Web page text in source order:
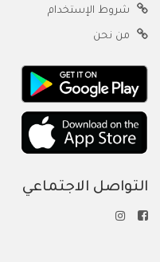
شروط الإستخدام
من نحن
التواصل الاجتماعي